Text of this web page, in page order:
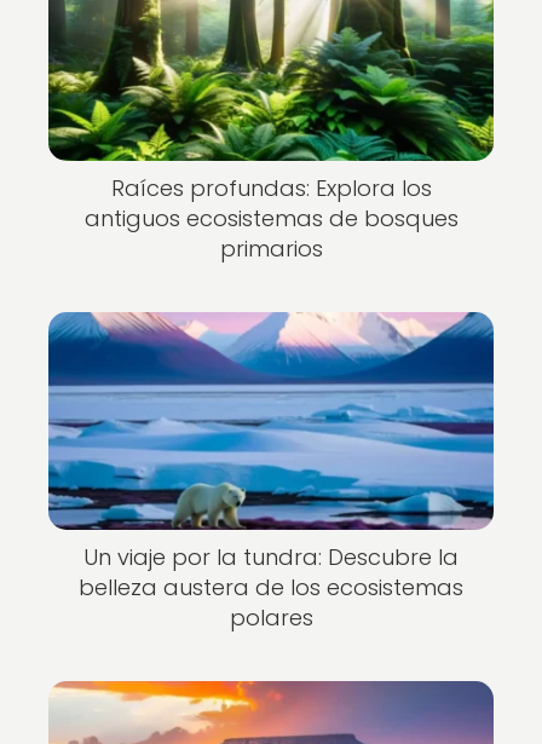
Raíces profundas: Explora los
antiguos ecosistemas de bosques
primarios
Un viaje por la tundra: Descubre la
belleza austera de los ecosistemas
polares